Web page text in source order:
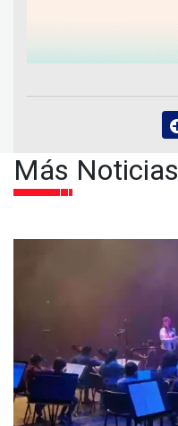
Más Noticias